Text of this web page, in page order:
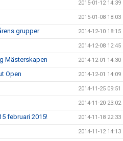
2015-01-12 14:39
2015-01-08 18:03
grupper 2014-12-10 18:15
2014-12-08 12:45
Mästerskapen 2014-12-01 14:30
Open 2014-12-01 14:09
2014-11-25 09:51
2014-11-20 23:02
februari 2015! 2014-11-18 22:33
2014-11-12 14:13